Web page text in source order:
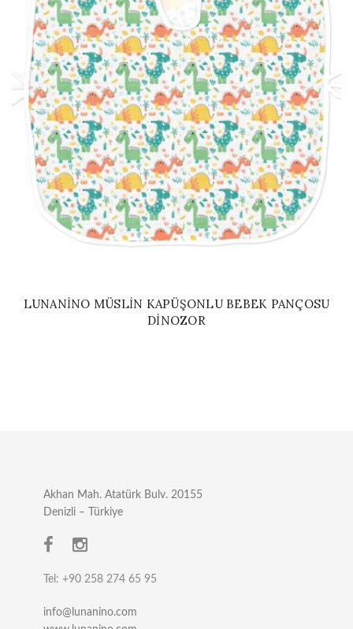
LUNANINO MÜSLIN KAPÜŞONLU BEBEK PANÇOSU
DINOZOR
Akhan Mah. Atatürk Bulv. 20155
Denizli – Türkiye
Tel: +90 258 274 65 95
info@lunanino.com